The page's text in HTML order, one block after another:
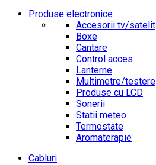
Produse electronice
Accesorii tv/satelit
Boxe
Cantare
Control acces
Lanterne
Multimetre/testere
Produse cu LCD
Sonerii
Statii meteo
Termostate
Aromaterapie
Cabluri